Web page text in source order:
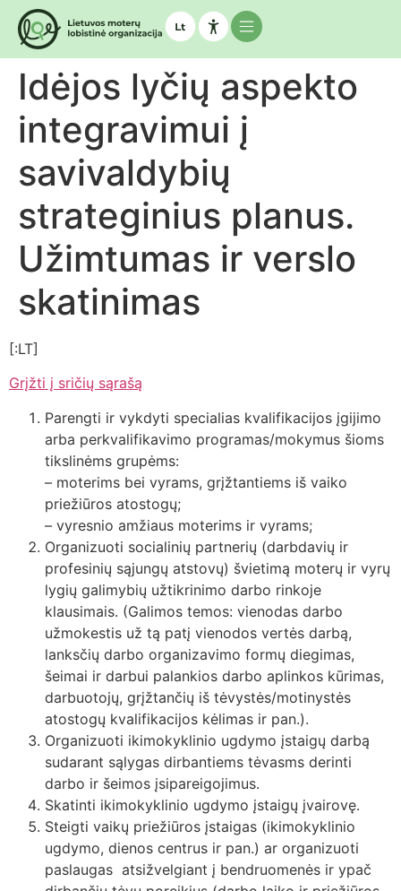
Idėjos lyčių aspekto
integravimui į
savivaldybių
strateginius planus.
Užimtumas ir verslo
skatinimas
[:LT]
Grįžti į sričių sąrašą
Parengti ir vykdyti specialias kvalifikacijos įgijimo
arba perkvalifikavimo programas/mokymus šioms
tikslinėms grupėms:
– moterims bei vyrams, grįžtantiems iš vaiko
priežiūros atostogų;
– vyresnio amžiaus moterims ir vyrams;
Organizuoti socialinių partnerių (darbdavių ir
profesinių sąjungų atstovų) švietimą moterų ir vyrų
lygių galimybių užtikrinimo darbo rinkoje
klausimais. (Galimos temos: vienodas darbo
užmokestis už tą patį vienodos vertės darbą,
lanksčių darbo organizavimo formų diegimas,
šeimai ir darbui palankios darbo aplinkos kūrimas,
darbuotojų, grįžtančių iš tėvystės/motinystės
atostogų kvalifikacijos kėlimas ir pan.).
Organizuoti ikimokyklinio ugdymo įstaigų darbą
sudarant sąlygas dirbantiems tėvasms derinti
darbo ir šeimos įsipareigojimus.
Skatinti ikimokyklinio ugdymo įstaigų įvairovę.
Steigti vaikų priežiūros įstaigas (ikimokyklinio
ugdymo, dienos centrus ir pan.) ar organizuoti
paslaugas atsižvelgiant į bendruomenės ir ypač